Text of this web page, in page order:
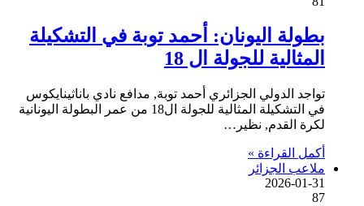
بطولة اليونان: أحمد توبة في التشكيلة
المثالية للجولة ال 18
تواجد الدولي الجزائري أحمد توبة, مدافع نادي باناثينايكوس
في التشكيلة المثالية للجولة ال18 من عمر البطولة اليونانية
لكرة القدم, نظير…
أكمل القراءة »
ملاعب الجزائر
2026-01-31
87